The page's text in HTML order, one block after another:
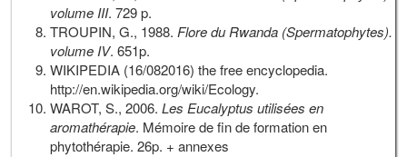
volume III. 729 p.
TROUPIN, G., 1988. Flore du Rwanda (Spermatophytes).
volume IV. 651p.
WIKIPEDIA (16/082016) the free encyclopedia.
http://en.wikipedia.org/wiki/Ecology.
WAROT, S., 2006.Les Eucalyptus utilisées en
aromathérapie. Mémoire de fin de formation en
phytothérapie. 26p. + annexes